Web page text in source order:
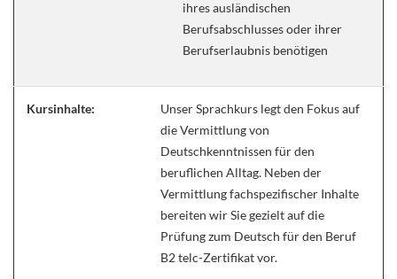
ihres ausländischen
Berufsabschlusses oder ihrer
Berufserlaubnis benötigen
Kursinhalte:
Unser Sprachkurs legt den Fokus auf
die Vermittlung von
Deutschkenntnissen für den
beruflichen Alltag. Neben der
Vermittlung fachspezifischer Inhalte
bereiten wir Sie gezielt auf die
Prüfung zum Deutsch für den Beruf
B2 telc-Zertifikat vor.